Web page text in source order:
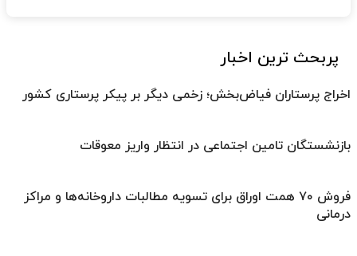
پربحث ترین اخبار
اخراج پرستاران فیاض‌بخش؛ زخمی دیگر بر پیکر پرستاری کشور
بازنشستگان تامین اجتماعی در انتظار واریز معوقات
فروش ۷۰ همت اوراق برای تسویه مطالبات داروخانه‌ها و مراکز
درمانی